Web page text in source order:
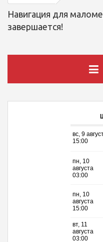
Навигация для
завершается!